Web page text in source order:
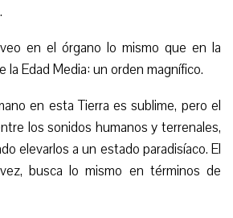
en el órgano lo mismo que en la
la Edad Media: un orden magnífico.
en esta Tierra es sublime, pero el
los sonidos humanos y terrenales,
elevarlos a un estado paradisíaco. El
busca lo mismo en términos de